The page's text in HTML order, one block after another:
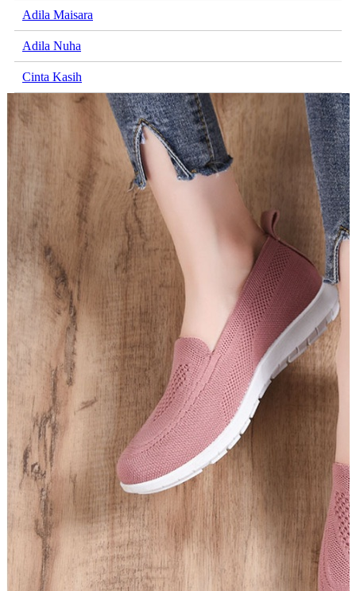
Adila Maisara
Adila Nuha
Cinta Kasih